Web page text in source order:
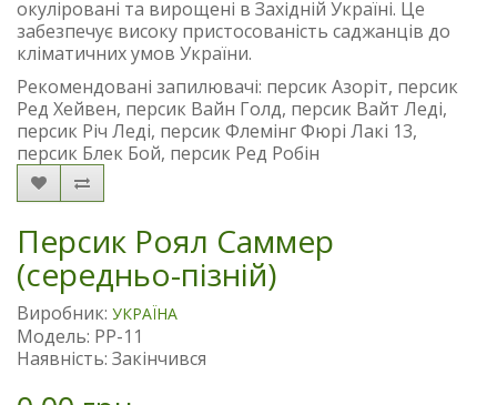
окуліровані та вирощені в Західній Україні. Це
забезпечує високу пристосованість саджанців до
кліматичних умов України.
Рекомендовані запилювачі: персик Азоріт, персик
Ред Хейвен, персик Вайн Голд, персик Вайт Леді,
персик Річ Леді, персик Флемінг Фюрі Лакі 13,
персик Блек Бой, персик Ред Робін
Персик Роял Саммер
(середньо-пізній)
Виробник: УКРАЇНА
Модель: PP-11
Наявність: Закінчився